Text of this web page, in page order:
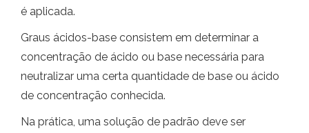
é aplicada.
Graus ácidos-base consistem em determinar a
concentração de ácido ou base necessária para
neutralizar uma certa quantidade de base ou ácido
de concentração conhecida.
Na prática, uma solução de padrão deve ser